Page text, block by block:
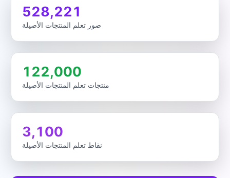
528,221
صور تعلم المنتجات الأصيلة
122,000
منتجات تعلم المنتجات الأصيلة
3,100
نقاط تعلم المنتجات الأصيلة